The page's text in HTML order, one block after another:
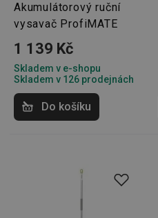
Akumulátorový ruční
vysavač ProfiMATE
1 139 Kč
Skladem v e-shopu
Skladem v 126 prodejnách
Do košíku